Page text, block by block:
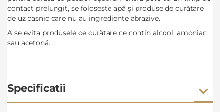
contact prelungit, se folosește apă și produse de curățare
de uz casnic care nu au ingrediente abrazive.
A se evita produsele de curățare ce conțin alcool, amoniac
sau acetonă.
Specificatii